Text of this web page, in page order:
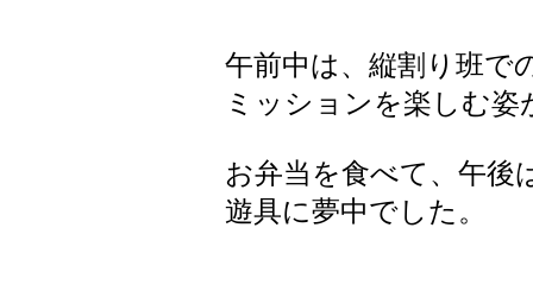
午前中は、縦割り班で
ミッションを楽しむ
お弁当を食べて、午後
遊具に夢中でした。